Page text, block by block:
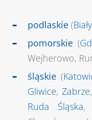
podlaskie (
pomorskie (
Wejherowo,
śląskie (
Gliwice, Zabrze,
Ruda Śląska,